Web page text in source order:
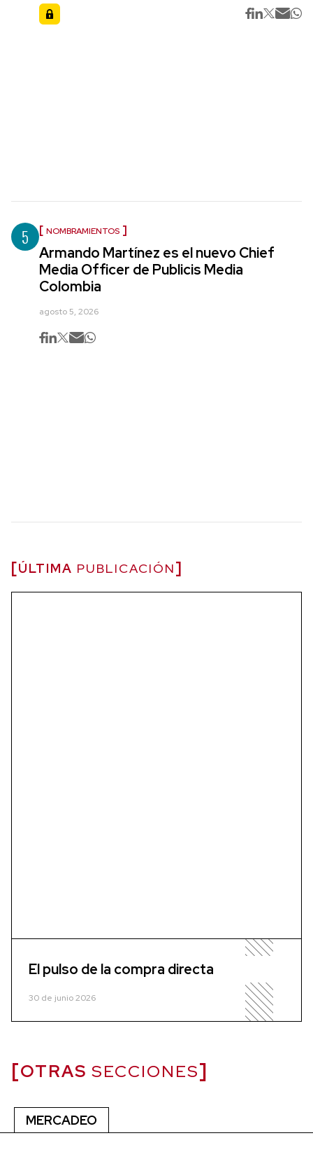
5 NOMBRAMIENTOS
Armando Martínez es el nuevo Chief
Media Officer de Publicis Media
Colombia
agosto 5, 2026
ÚLTIMA PUBLICACIÓN
El pulso de la compra directa
30 de junio 2026
OTRAS SECCIONES
MERCADEO